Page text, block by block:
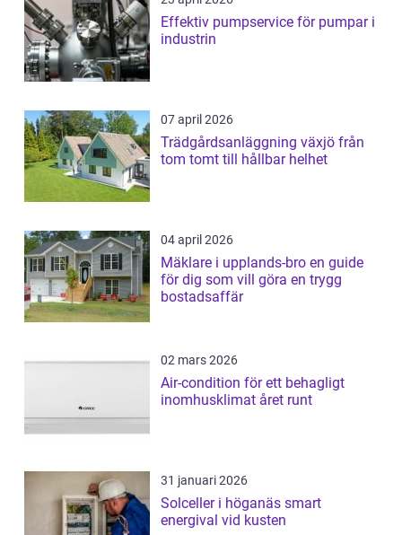
Effektiv pumpservice för pumpar i
industrin
07 april 2026
Trädgårdsanläggning växjö från
tom tomt till hållbar helhet
04 april 2026
Mäklare i upplands-bro en guide
för dig som vill göra en trygg
bostadsaffär
02 mars 2026
Air-condition för ett behagligt
inomhusklimat året runt
31 januari 2026
Solceller i höganäs smart
energival vid kusten